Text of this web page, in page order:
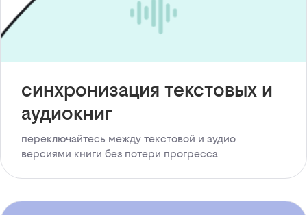
синхронизация текстовых и
аудиокниг
переключайтесь между текстовой и аудио
версиями книги без потери прогресса